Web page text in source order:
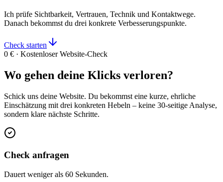
Ich prüfe Sichtbarkeit, Vertrauen, Technik und Kontaktwege.
Danach bekommst du drei konkrete Verbesserungspunkte.
Check starten
0 € · Kostenloser Website-Check
Wo gehen deine Klicks verloren?
Schick uns deine Website. Du bekommst eine kurze, ehrliche
Einschätzung mit drei konkreten Hebeln – keine 30-seitige Analyse,
sondern klare nächste Schritte.
Check anfragen
Dauert weniger als 60 Sekunden.